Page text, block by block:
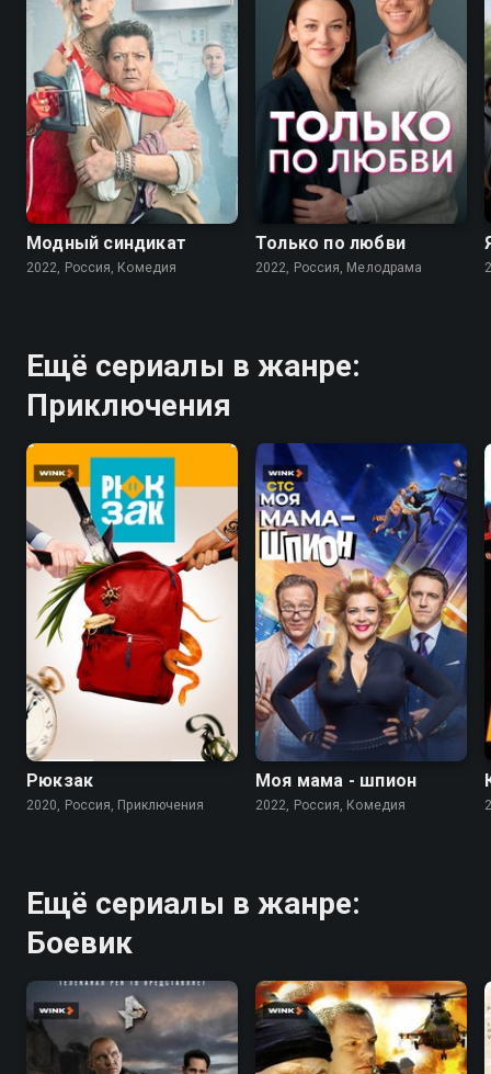
7.6
Модный синдикат
2022, Россия, Комедия
Только по любви
2022, Россия, Мелодрама
Ещё сериалы в жанре:
Приключения
Рюкзак
2020, Россия, Приключения
7.5
Моя мама - шпион
2022, Россия, Комедия
Ещё сериалы в жанре:
Боевик